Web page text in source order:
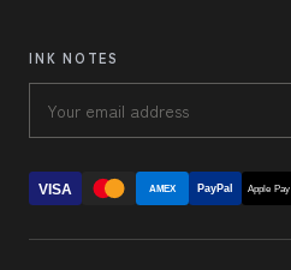
INK NOTES
VISA AMEX PayPal Apple Pay